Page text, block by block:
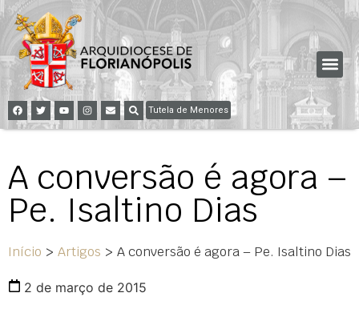
Tutela de Menores
A conversão é agora –
Pe. Isaltino Dias
Início > Artigos > A conversão é agora – Pe. Isaltino Dias
2 de março de 2015